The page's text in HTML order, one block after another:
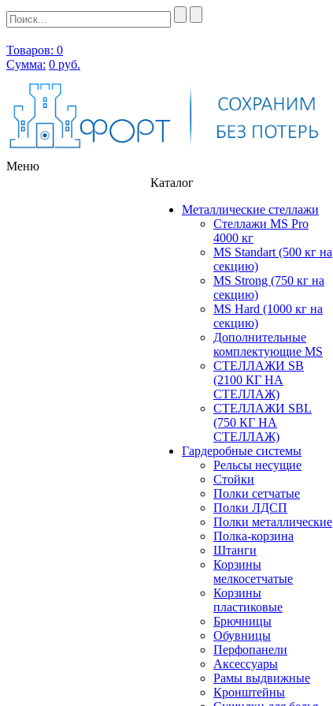
Товаров: 0
Сумма: 0 руб.
Меню
Каталог
Металлические стеллажи
Стеллажи MS Pro
4000 кг
MS Standart (500 кг на
секцию)
MS Strong (750 кг на
секцию)
MS Hard (1000 кг на
секцию)
Дополнительные
комплектующие MS
СТЕЛЛАЖИ SB
(2100 КГ НА
СТЕЛЛАЖ)
СТЕЛЛАЖИ SBL
(750 КГ НА
СТЕЛЛАЖ)
Гардеробные системы
Рельсы несущие
Стойки
Полки сетчатые
Полки ЛДСП
Полки металлические
Полка-корзина
Штанги
Корзины
мелкосетчатые
Корзины
пластиковые
Брючницы
Обувницы
Перфопанели
Аксессуары
Рамы выдвижные
Кронштейны